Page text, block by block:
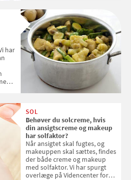
har
SOL
Behøver du solcreme, hvis
din ansigtscreme og makeup
har solfaktor?
Når ansigtet skal fugtes, og
makeuppen skal sættes, findes
der både creme og makeup
med solfaktor. Vi har spurgt
overlæge på Videncenter for